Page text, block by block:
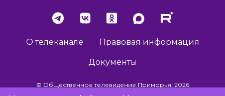
О телеканале Правовая информация
Документы
© Общественное телевидение Приморья, 2026